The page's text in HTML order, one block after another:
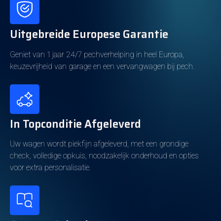
Technische Gegevens
Vermogen
Transmissie
Automatisch
Cilinderinhoud
1.477cm3
Energieverbruik
Elektrisch bereik
40km
Emissieklasse
Batterij-eigendom
Uitgebreide Europese Garantie
Geniet van 1 jaar 24/7 pechverhelping in heel Europa,
keuzevrijheid van garage en een vervangwagen bij pech.
In Topconditie Afgeleverd
Uw wagen wordt piekfijn afgeleverd, met een grondige
check, volledige opkuis, noodzakelijk onderhoud en opties
voor extra personalisatie.